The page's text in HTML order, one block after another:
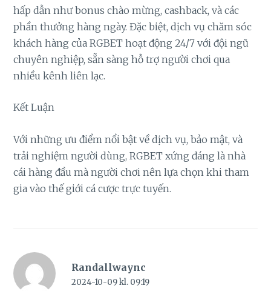
hấp dẫn như bonus chào mừng, cashback, và các
phần thưởng hàng ngày. Đặc biệt, dịch vụ chăm sóc
khách hàng của RGBET hoạt động 24/7 với đội ngũ
chuyên nghiệp, sẵn sàng hỗ trợ người chơi qua
nhiều kênh liên lạc.
Kết Luận
Với những ưu điểm nổi bật về dịch vụ, bảo mật, và
trải nghiệm người dùng, RGBET xứng đáng là nhà
cái hàng đầu mà người chơi nên lựa chọn khi tham
gia vào thế giới cá cược trực tuyến.
Randallwaync
2024-10-09 kl. 09:19